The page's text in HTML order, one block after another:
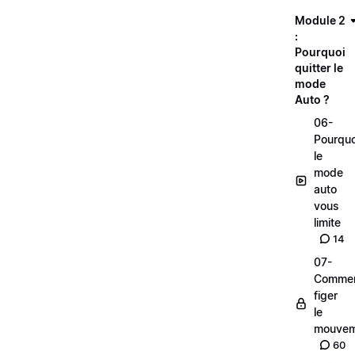
Module 2
:
Pourquoi
quitter le
mode
Auto ?
06-
le
mode
auto
vous
limite
14
07-
figer
le
60